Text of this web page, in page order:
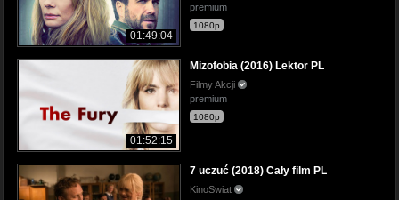
01:49:04
premium
1080p
01:52:15
Mizofobia (2016) Lektor PL
Filmy Akcji
premium
1080p
7 uczuć (2018) Cały film PL
KinoSwiat